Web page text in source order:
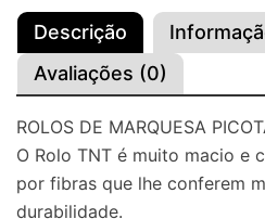
Descrição
Avaliações (0)
ROLOS DE MARQUESA
O Rolo TNT é muito macio e
por fibras que lhe conferem
durabilidade.